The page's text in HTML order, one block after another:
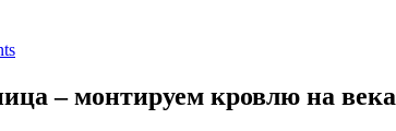
– монтируем кровлю на века